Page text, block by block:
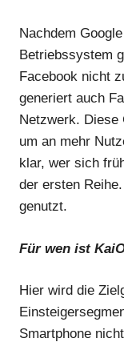
Nachdem
Betriebssystem
Facebook nicht
generiert auch
Netzwerk. Diese
um an mehr
klar, wer sich
der ersten
genutzt.
Für wen ist
Hier wird die
Smartphone